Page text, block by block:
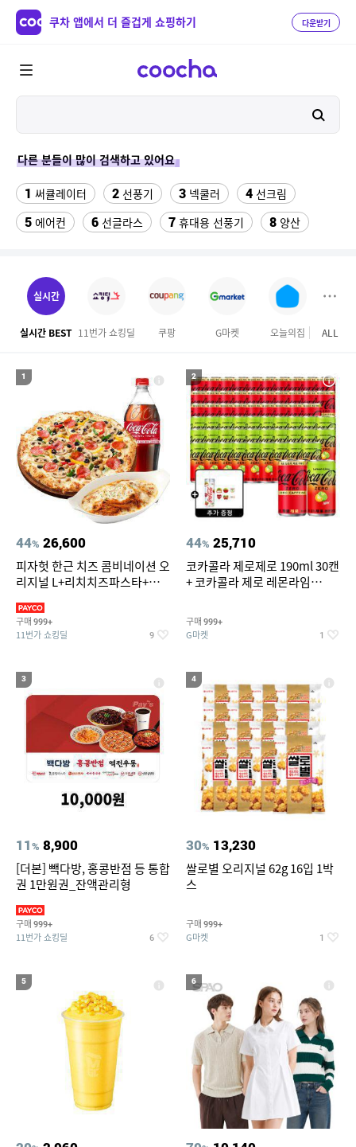
쿠차 앱에서 더 즐겁게 쇼핑하기 다운받기
다른 분들이 많이 검색하고 있어요
1 써큘레이터 2 선풍기 3 넥쿨러 4 선크림
5 에어컨 6 선글라스 7 휴대용 선풍기 8 양산
11 실외기없는 에어컨
14 성인용세발자전거중고 겔럭시25카드케이스
16 여성 여름 니트티 17 뷔페용기 18 매직 미러
아레나 여성 실내수영복 7부
ALL
실시간
실시간 BEST 11번가 쇼킹딜 쿠팡 G마켓 오늘의집 GS
1
44% 26,600
피자헛 한근 치즈 콤비네이션 오
리지널 L+리치치즈파스타+콜
구매 999+
11번가 쇼킹딜 9
2
44% 25,710
코카콜라 제로제로 190ml 30캔
+ 코카콜라 제로 레몬라임
티커 세트
구매 999+
G마켓 1
3
11% 8,900
[더본] 빽다방, 홍콩반점 등 통합
권 1만원권_잔액관리형
구매 999+
11번가 쇼킹딜 6
4
30% 13,230
쌀로별 오리지널 62g 16입 1박
스
구매 999+
G마켓 1
5 6